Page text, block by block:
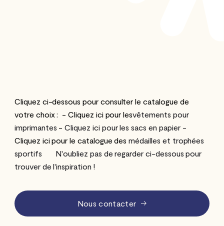
Cliquez ci-dessous pour consulter le catalogue de
votre choix : ‍ - Cliquez ici pour lesvêtements pour
imprimantes - Cliquez ici pour les sacs en papier ‍-
Cliquez ici pour le catalogue desmédailles et trophées
sportifs ‍
N'oubliez pas de regarder ci-dessous pour
trouver de l'inspiration !
Nous contacter